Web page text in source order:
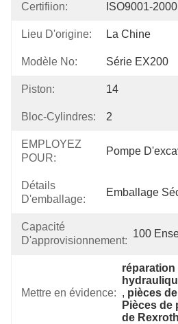
Certifiion: ISO9001-2000
Lieu D'origine: La Chine
Modèle No: Série EX200
Piston: 14
Bloc-Cylindres: 2
EMPLOYEZ
POUR:
Pompe
Détails
D'emballage:
Emballage
Capacité
D'approvisionnement:
100
Mettre en évidence:
réparation
, pièces
Pièces de
de